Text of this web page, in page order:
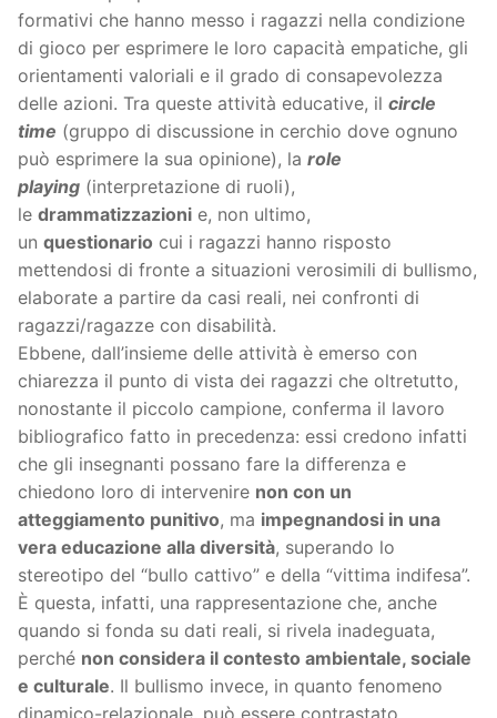
formativi che hanno messo i ragazzi nella condizione
di gioco per esprimere le loro capacità empatiche, gli
orientamenti valoriali e il grado di consapevolezza
delle azioni. Tra queste attività educative, il circle
time (gruppo di discussione in cerchio dove ognuno
può esprimere la sua opinione), la role
playing (interpretazione di ruoli),
le drammatizzazioni e, non ultimo,
un questionario cui i ragazzi hanno risposto
mettendosi di fronte a situazioni verosimili di bullismo,
elaborate a partire da casi reali, nei confronti di
ragazzi/ragazze con disabilità.
Ebbene, dall’insieme delle attività è emerso con
chiarezza il punto di vista dei ragazzi che oltretutto,
nonostante il piccolo campione, conferma il lavoro
bibliografico fatto in precedenza: essi credono infatti
che gli insegnanti possano fare la differenza e
chiedono loro di intervenire non con un
atteggiamento punitivo, ma impegnandosi in una
vera educazione alla diversità, superando lo
stereotipo del “bullo cattivo” e della “vittima indifesa”.
È questa, infatti, una rappresentazione che, anche
quando si fonda su dati reali, si rivela inadeguata,
perché non considera il contesto ambientale, sociale
e culturale. Il bullismo invece, in quanto fenomeno